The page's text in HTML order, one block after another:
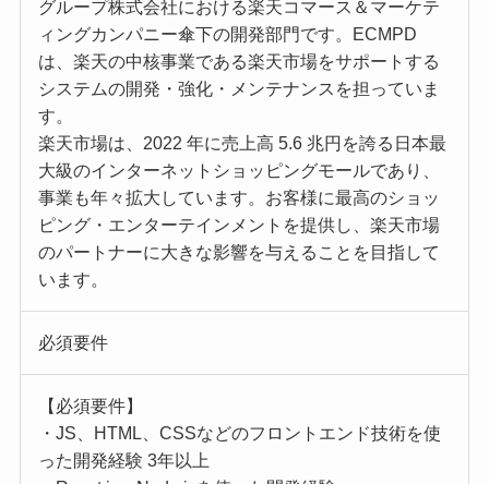
グループ株式会社における楽天コマース＆マーケテ
ィングカンパニー傘下の開発部門です。ECMPD
は、楽天の中核事業である楽天市場をサポートする
システムの開発・強化・メンテナンスを担っていま
す。
楽天市場は、2022 年に売上高 5.6 兆円を誇る日本最
大級のインターネットショッピングモールであり、
事業も年々拡大しています。お客様に最高のショッ
ピング・エンターテインメントを提供し、楽天市場
のパートナーに大きな影響を与えることを目指して
います。
必須要件
【必須要件】
・JS、HTML、CSSなどのフロントエンド技術を使
った開発経験 3年以上